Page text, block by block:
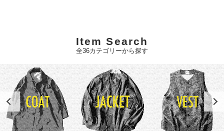
Item Search
全36カテゴリーから探す